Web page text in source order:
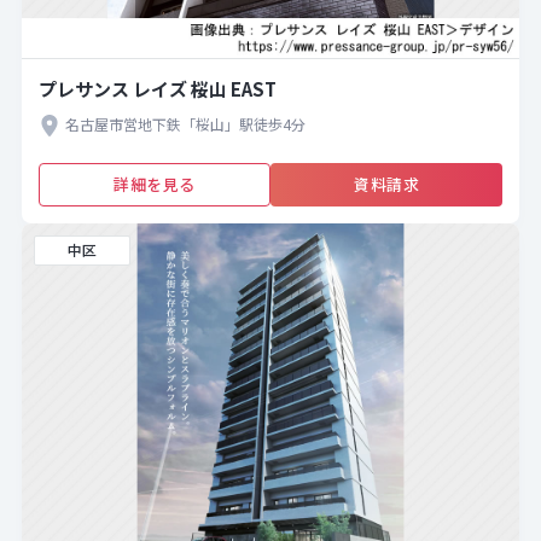
プレサンス レイズ 桜山 EAST
名古屋市営地下鉄「桜山」駅徒歩4分
詳細を見る 資料請求
中区